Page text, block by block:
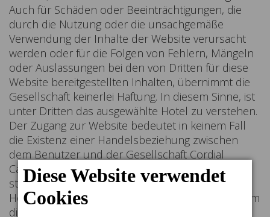
Auch für Schäden oder Beeinträchtigungen, die
durch die Nutzung oder die unsachgemäße
Verwendung der Inhalte der Website verursacht
werden oder für die Folgen von Fehlern, Mängeln
oder Auslassungen bei den von Dritten für diese
Website bereitgestellten Inhalten, übernimmt die
Gesellschaft keinerlei Haftung. In diesem Sinne, ist
unter Dritten das ausgewählte Hotel zu verstehen.
Der Zugang zur Website bedeutet in keinem Fall
die Existenz einer Handelsbeziehung zwischen
dem Benutzer und der Gesellschaft Cordial
Canarias Hotels & Resorts, S.L. Das Internetportal
stellt lediglich Informationen in Bezug auf freie
Hotelplätze in dem Moment zur Verfügung, in dem
diese Informationen verlangt werden. Wenn Sie